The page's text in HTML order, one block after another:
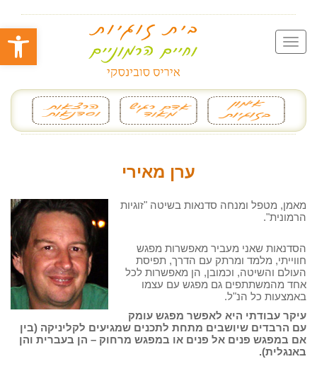
פתח
ערן מאירי
מאמן, מטפל ומנחה סדנאות בשיטה "זוגיות
הרמונית".
הסדנאות שאני מעביר מאפשרות מפגש
חווייתי, מלמד ומרתק עם הדרך, תפיסת
העולם והשיטה, וכמובן, הן מאפשרות לכל
אחד מהמשתתפים גם מפגש עם עצמו
באמצעות כל הנ"ל.
עיקר עבודתי היא לאפשר מפגש עומק
עם הרבדים שיושבים מתחת לתכנים שמגיעים לקליניקה (בין
אם במפגש פנים אל פנים או במפגש מרחוק – הן בעברית והן
באנגלית).